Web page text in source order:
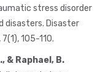
stress disorder
Disaster
105-110.
& Raphael, B.